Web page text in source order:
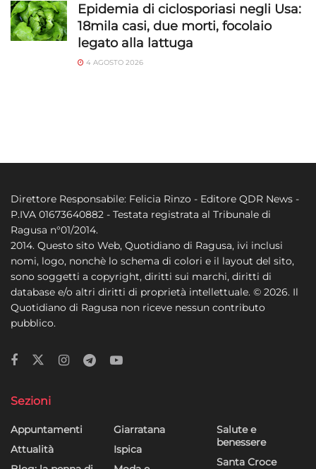
Epidemia di ciclosporiasi negli Usa:
18mila casi, due morti, focolaio
legato alla lattuga
4 AGOSTO 2026
Direttore Responsabile: Felicia Rinzo - Editore QDR News -
P.IVA 01673640882 - Testata registrata al Tribunale di
Ragusa n°01/2014.
2014. Questo sito Web, Quotidiano di Ragusa, ivi inclusi
nomi, logo, nonchè lo schema di colori e il layout del sito,
sono soggetti a copyright, diritti sui marchi, diritti di
database e/o altri diritti di proprietà intellettuale. © 2026. Il
Quotidiano di Ragusa non riceve nessun contributo
pubblico.
Sezioni
Appuntamenti
Attualità
Giarratana
Ispica
Salute e
benessere
Santa Croce